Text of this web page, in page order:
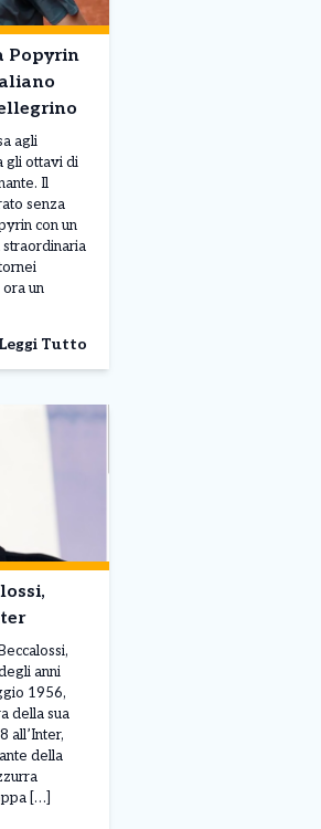
Popyrin
agli
gli ottavi di
Il
senza
con un
un
Leggi Tutto
anni
1956,
della sua
all’Inter,
della
[…]